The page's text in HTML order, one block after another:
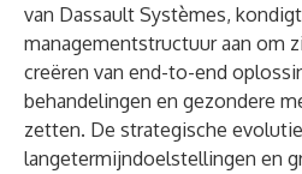
van Dassault Systèmes,
managementstructuur aan om
creëren van end-to-end
behandelingen en gezondere
zetten. De strategische
langetermijndoelstellingen en